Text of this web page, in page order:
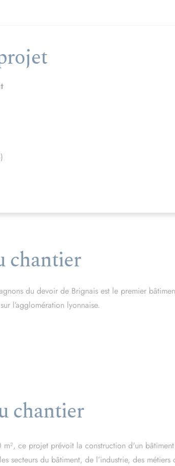
chantier
du devoir de Brignais est le premier
l’agglomération lyonnaise.
chantier
ce projet prévoit la construction d'un
secteurs du bâtiment, de l’industrie, des